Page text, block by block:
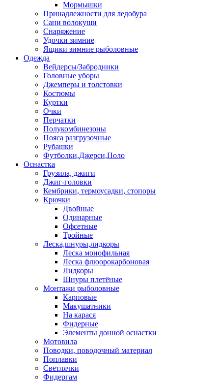
Мормышки
Принадлежности для ледобура
Сани волокуши
Снаряжение
Удочки зимние
Ящики зимние рыболовные
Одежда
Вейдерсы/Забродники
Головные уборы
Джемперы и толстовки
Костюмы
Куртки
Очки
Перчатки
Полукомбинезоны
Пояса разгрузочные
Рубашки
Футболки,Джерси,Поло
Оснастка
Грузила, джиги
Джиг-головки
Кембрики, термоусадки, стопоры
Крючки
Двойные
Одинарные
Офсетные
Тройные
Леска,шнуры,лидкоры
Леска монофильная
Леска флюорокарбоновая
Лидкоры
Шнуры плетёные
Монтажи рыболовные
Карповые
Макушатники
На карася
Фидерные
Элементы донной оснастки
Мотовила
Поводки, поводочный материал
Поплавки
Светлячки
Фидергам